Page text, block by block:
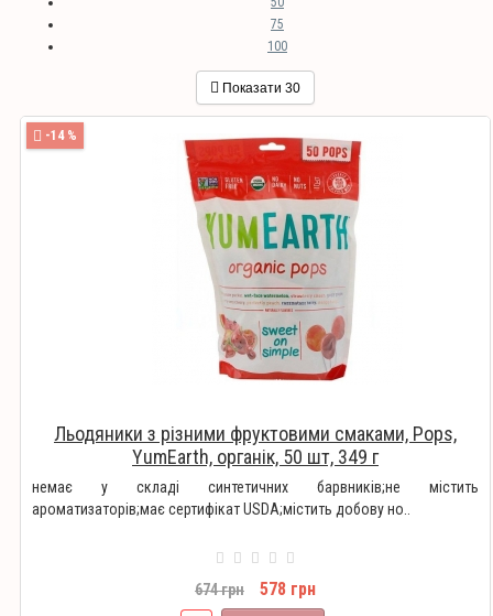
75
100
Показати 30
-14 %
Льодяники з різними фруктовими смаками, Pops,
YumEarth, органік, 50 шт, 349 г
немає у складі синтетичних барвників;не містить
ароматизаторів;має сертифікат USDA;містить добову но..
674 грн 578 грн